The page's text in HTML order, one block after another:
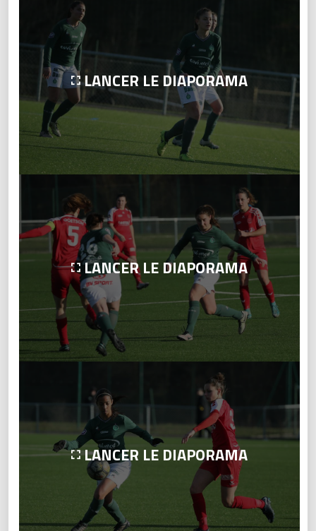
LANCER LE DIAPORAMA
LANCER LE DIAPORAMA
LANCER LE DIAPORAMA